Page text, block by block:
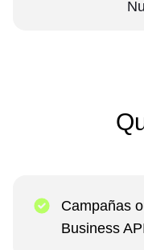
Campañas
Business